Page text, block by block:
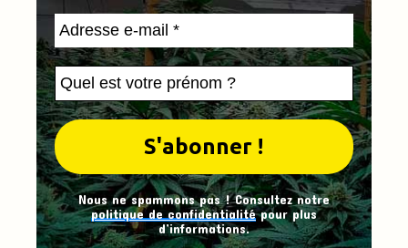
Nous ne spammons pas ! Consultez notre
politique de confidentialitépour plus
d’informations.